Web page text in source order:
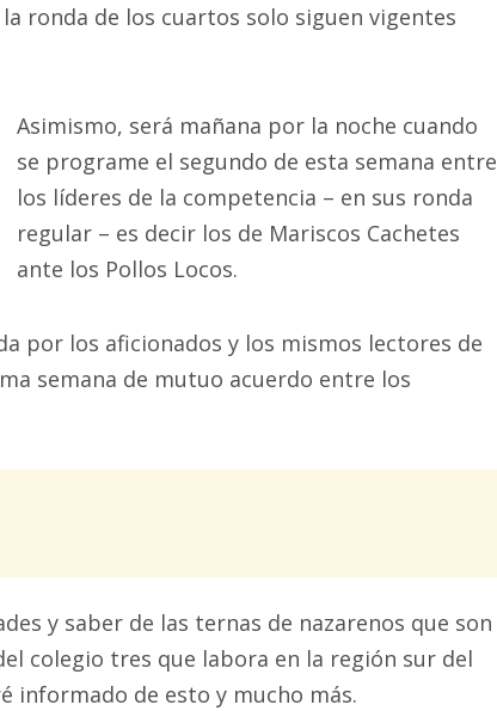
ronda de los cuartos solo siguen vigentes
Asimismo, será mañana por la noche cuando
se programe el segundo de esta semana entre
los líderes de la competencia – en sus ronda
regular – es decir los de Mariscos Cachetes
ante los Pollos Locos.
por los aficionados y los mismos lectores de
semana de mutuo acuerdo entre los
y saber de las ternas de nazarenos que son
colegio tres que labora en la región sur del
informado de esto y mucho más.